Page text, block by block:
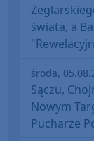
świata, a
środa,
Sączu,
Nowym
Pucharze